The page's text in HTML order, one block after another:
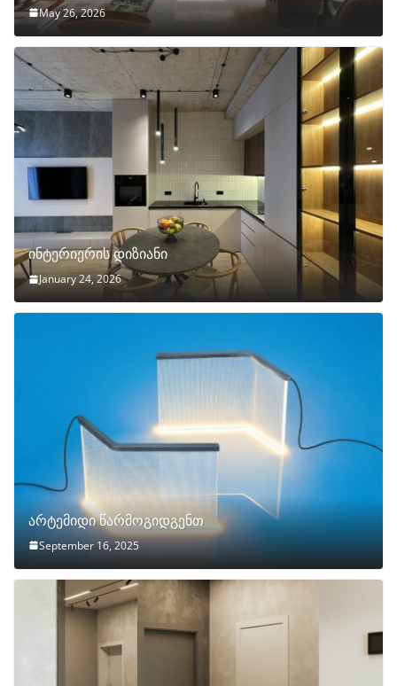
May 26, 2026
ინტერიერის დიზიანი
January 24, 2026
არტემიდი წარმოგიდგენთ
September 16, 2025